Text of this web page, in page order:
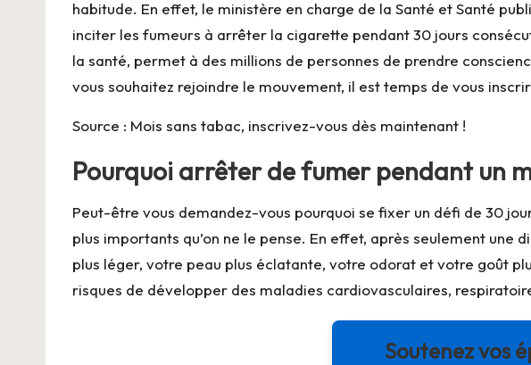
habitude. En effet, le ministère en charge de la Santé et Santé
inciter les fumeurs à arrêter la cigarette pendant 30 jours
la santé, permet à des millions de personnes de prendre
vous souhaitez rejoindre le mouvement, il est temps de vous
Source : Mois sans tabac, inscrivez-vous dès maintenant !
Pourquoi arrêter de fumer pendant un
Peut-être vous demandez-vous pourquoi se fixer un défi de 30
plus importants qu’on ne le pense. En effet, après seulement
plus léger, votre peau plus éclatante, votre odorat et votre goût
risques de développer des maladies cardiovasculaires,
Soutenez vos